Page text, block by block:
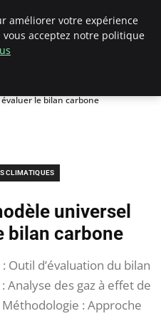
le bilan carbone
CLIMATIQUES
universel
bilan carbone
Outil d’évaluation du bilan
Analyse des gaz à effet de
: Approche
améliorer votre expérience
acceptez notre politique